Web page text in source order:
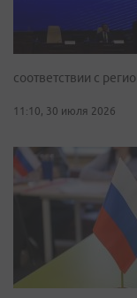
соответствии с
11:10, 30 июля 2026